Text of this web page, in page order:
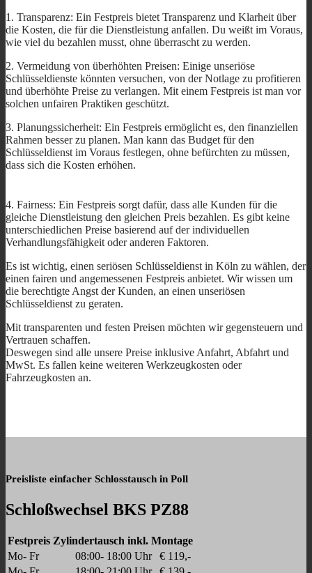
1. Transparenz: Ein Festpreis bietet Transparenz und Klarheit über
die Kosten, die für die Dienstleistung anfallen. Du weißt im Voraus,
wie viel du bezahlen musst, ohne überrascht zu werden.
2. Vermeidung von überhöhten Preisen: Einige unseriöse
Schlüsseldienste könnten versuchen, von der Notlage zu profitieren
und überhöhte Preise zu verlangen. Mit einem Festpreis ist man vor
solchen unfairen Praktiken geschützt.
3. Planungssicherheit: Ein Festpreis ermöglicht es, den finanziellen
Rahmen besser zu planen. Man kann das Budget für den
Schlüsseldienst im Voraus festlegen, ohne befürchten zu müssen,
dass sich die Kosten erhöhen.
4. Fairness: Ein Festpreis sorgt dafür, dass alle Kunden für die
gleiche Dienstleistung den gleichen Preis bezahlen. Es gibt keine
unterschiedlichen Preise basierend auf der individuellen
Verhandlungsfähigkeit oder anderen Faktoren.
Es ist wichtig, einen seriösen Schlüsseldienst in Köln zu wählen, der
einen fairen und angemessenen Festpreis anbietet. Wir wissen um
die berechtigte Angst der Kunden, an einen unseriösen
Schlüsseldienst zu geraten.
Mit transparenten und festen Preisen möchten wir gegensteuern und
Vertrauen schaffen.
Deswegen sind alle unsere Preise inklusive Anfahrt, Abfahrt und
MwSt. Es fallen keine weiteren Werkzeugkosten oder
Fahrzeugkosten an.
Preisliste einfacher Schlosstausch in Poll
Schloßwechsel BKS PZ88
Festpreis Zylindertausch inkl. Montage
Mo- Fr
08:00- 18:00 Uhr
€ 119,-